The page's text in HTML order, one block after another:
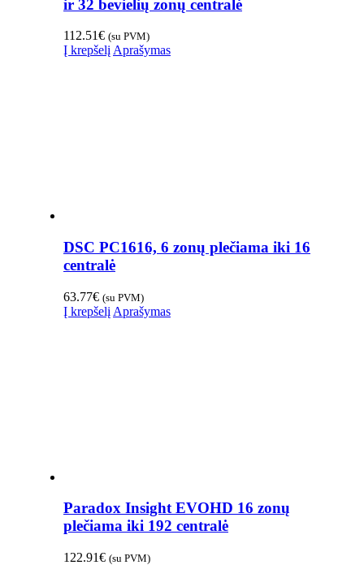
ir 32 bevielių zonų centralė
112.51€ (su PVM)
Į krepšelį Aprašymas
DSC PC1616, 6 zonų plečiama iki 16
centralė
63.77€ (su PVM)
Į krepšelį Aprašymas
Paradox Insight EVOHD 16 zonų
plečiama iki 192 centralė
122.91€ (su PVM)